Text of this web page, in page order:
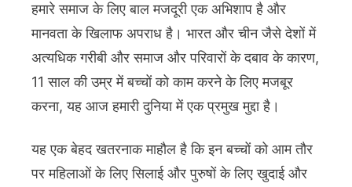
हमारे समाज के लिए बाल मजदूरी एक अभिशाप है और
मानवता के खिलाफ अपराध है। भारत और चीन जैसे देशों में
अत्यधिक गरीबी और समाज और परिवारों के दबाव के कारण,
11 साल की उम्र में बच्चों को काम करने के लिए मजबूर
करना, यह आज हमारी दुनिया में एक प्रमुख मुद्दा है।
यह एक बेहद खतरनाक माहौल है कि इन बच्चों को आम तौर
पर महिलाओं के लिए सिलाई और पुरुषों के लिए खुदाई और